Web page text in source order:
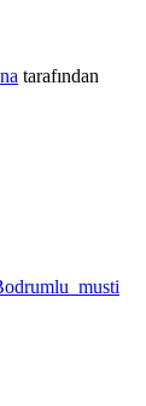
tarafından